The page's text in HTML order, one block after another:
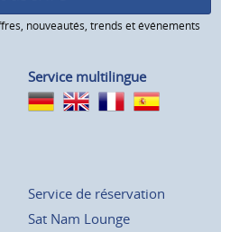
nouveautés, trends et événements
Service multilingue
Service de réservation
Sat Nam Lounge